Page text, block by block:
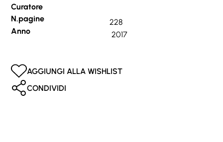
Curatore
N.pagine
228
Anno
2017
AGGIUNGI ALLA WISHLIST
CONDIVIDI